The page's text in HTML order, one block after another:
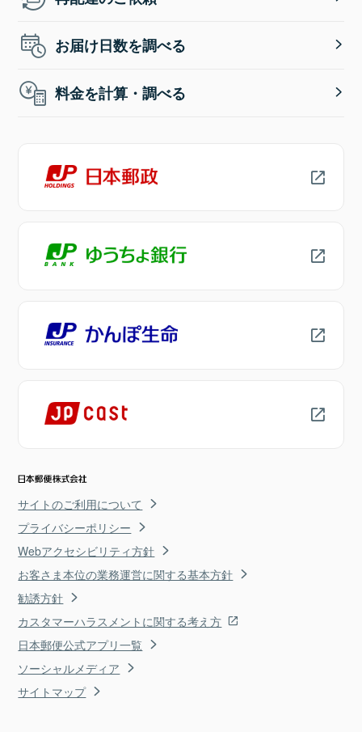
お届け日数を調べる
料金を計算・調べる
サイトのご利用について
プライバシーポリシー
Webアクセシビリティ方針
お客さま本位の業務運営に関する基本方針
勧誘方針
カスタマーハラスメントに関する考え方
日本郵便公式アプリ一覧
ソーシャルメディア
サイトマップ